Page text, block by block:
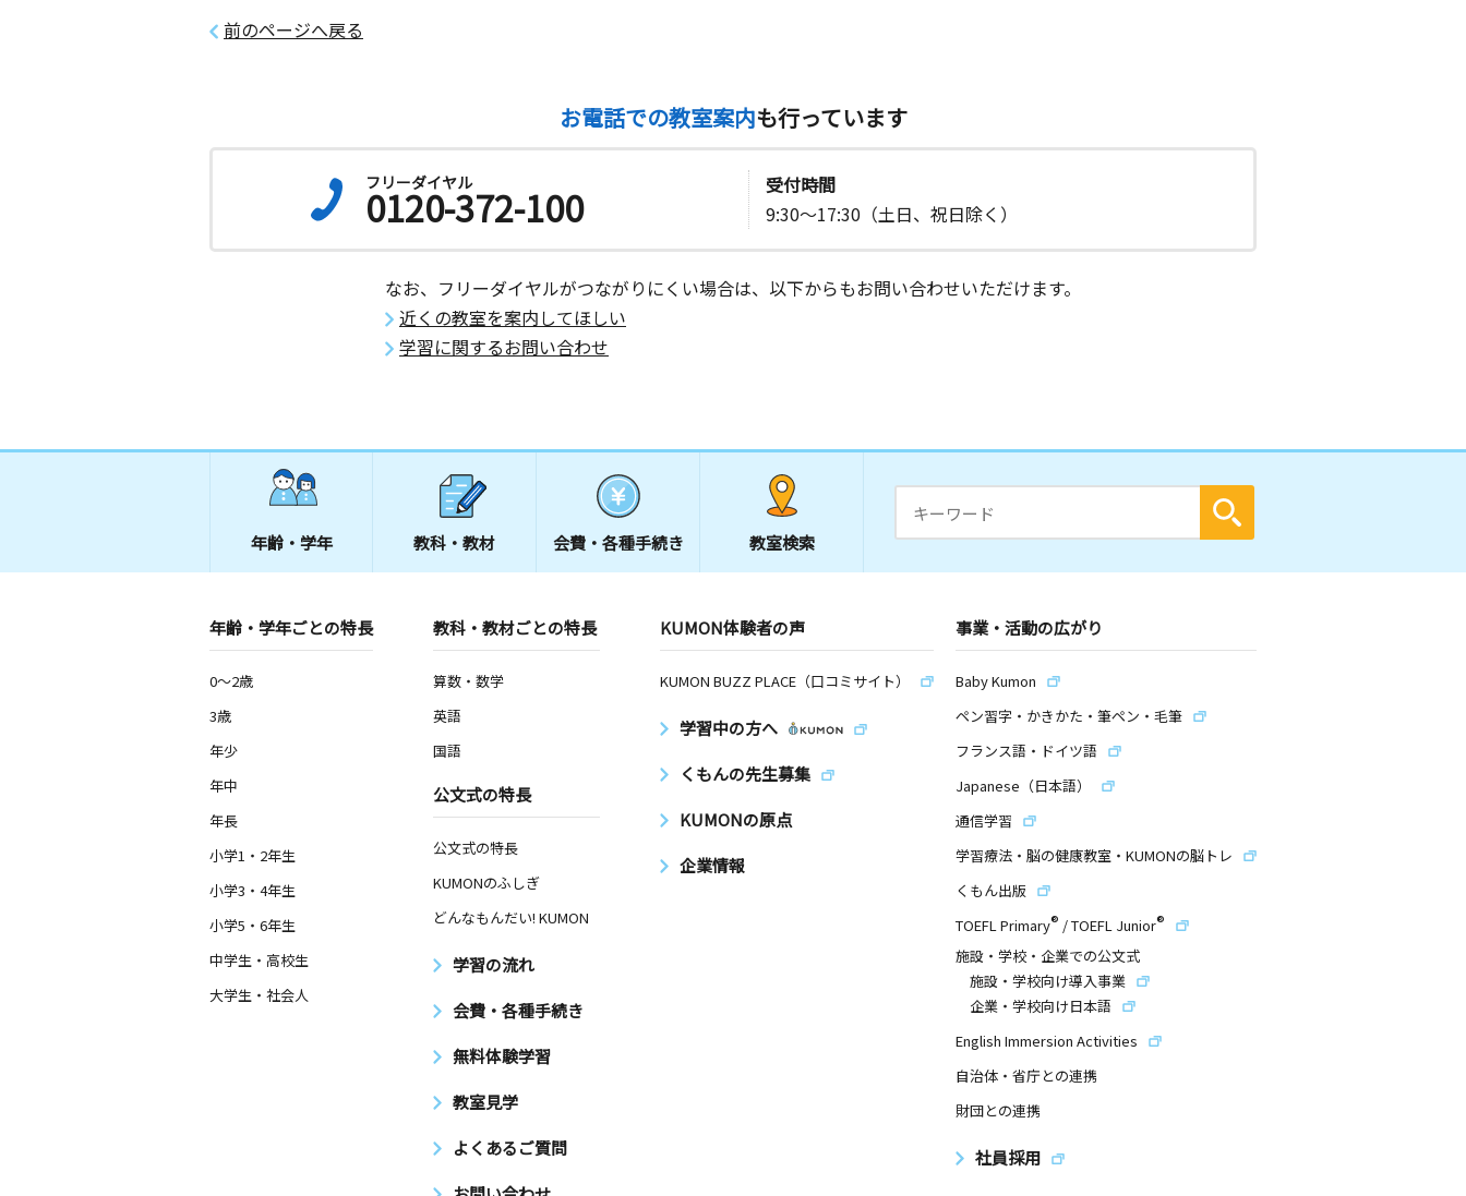
八幡白川教室
八幡枝光教室
火 水 木 金 土
3歳～中学生
福岡県北九州市八幡東区枝光４丁目１６－４ 枝
小倉中井教室
水 木 金 土 日
4歳～高校生
福岡県北九州市小倉北区中井１丁目１５－３ け
福岡県北九州市小倉北区高峰町１３－１５
小倉泉台教室
福岡県北九州市小倉北区金鶏町６－１６ アルカ
金
９ ラフィーネ到津学園通り１０３
前のページへ戻る
お電話での教室案内も行っています
フリーダイヤル
0120-372-100
受付時間
9:30～17:30（土日、祝日除く）
なお、フリーダイヤルがつながりにくい場合は、以下からもお問い合わせいただけます。
近くの教室を案内してほしい
学習に関するお問い合わせ
年齢・学年 教科・教材 会費・ 各種手続き 教室検索
年齢・学年ごとの特長
0～2歳
3歳
年少
年中
年長
小学1・2年生
小学3・4年生
小学5・6年生
中学生・高校生
大学生・社会人
教科・教材ごとの特長
算数・数学
英語
国語
公文式の特長
公文式の特長
KUMONのふしぎ
どんなもんだい! KUMON
学習の流れ
会費・各種手続き
無料体験学習
教室見学
よくあるご質問
KUMON体験者の声
KUMON BUZZ PLACE（口コミサイト）
学習中の方へ
くもんの先生募集
KUMONの原点
企業情報
事業・活動の広がり
Baby Kumon
ペン習字・かきかた・筆ペン・毛筆
フランス語・ドイツ語
Japanese（日本語）
通信学習
学習療法・脳の健康教室・KUMONの脳トレ
くもん出版
TOEFL Primary® /TOEFL Junior®
施設・学校・企業での公文式
施設・学校向け導入事業
企業・学校向け日本語
English Immersion Activities
自治体・省庁との連携
財団との連携
社員採用